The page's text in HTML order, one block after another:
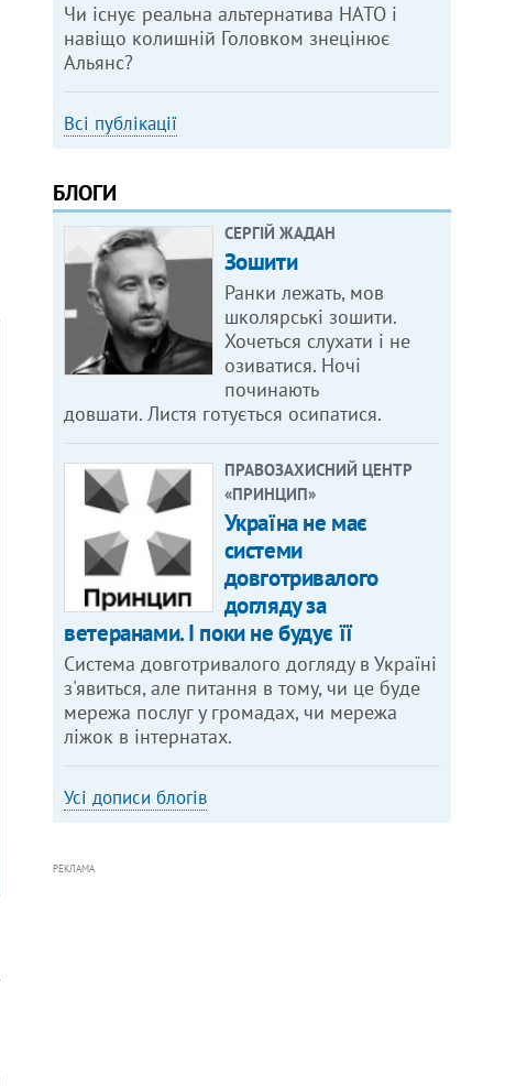
Чи існує реальна альтернатива НАТО і
навіщо колишній Головком знецінює
Альянс?
Всі публікації
БЛОГИ
СЕРГІЙ ЖАДАН
Зошити
Ранки лежать, мов
школярські зошити.
Хочеться слухати і не
озиватися. Ночі
починають
довшати. Листя готується осипатися.
ПРАВОЗАХИСНИЙ ЦЕНТР
«ПРИНЦИП»
Україна не має
системи
довготривалого
догляду за
ветеранами. І поки не будує її
Система довготривалого догляду в Україні
з'явиться, але питання в тому, чи це буде
мережа послуг у громадах, чи мережа
ліжок в інтернатах.
Усі дописи блогів
РЕКЛАМА